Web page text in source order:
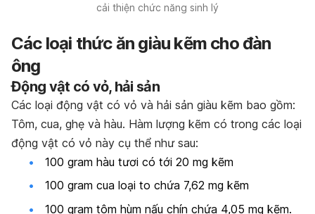
cải thiện chức năng sinh lý
Các loại thức ăn giàu kẽm cho đàn
ông
Động vật có vỏ, hải sản
Các loại động vật có vỏ và hải sản giàu kẽm bao gồm:
Tôm, cua, ghẹ và hàu. Hàm lượng kẽm có trong các loại
động vật có vỏ này cụ thể như sau:
100 gram hàu tươi có tới 20 mg kẽm
100 gram cua loại to chứa 7,62 mg kẽm
100 gram tôm hùm nấu chín chứa 4,05 mg kẽm.